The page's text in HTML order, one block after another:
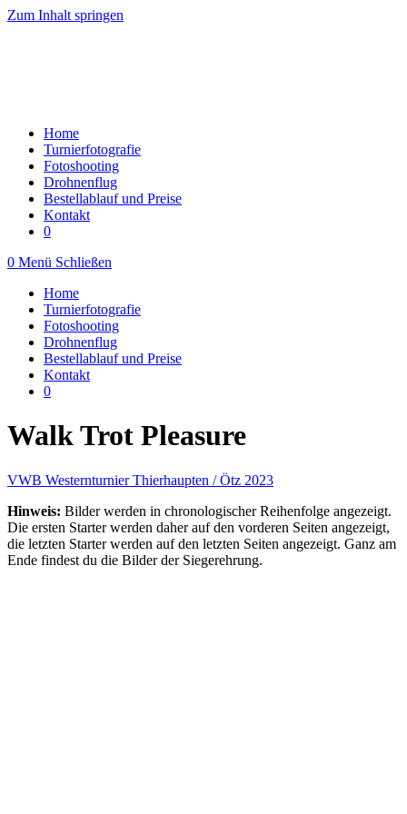
Zum Inhalt springen
Home
Turnierfotografie
Fotoshooting
Drohnenflug
Bestellablauf und Preise
Kontakt
0
0 Menü Schließen
Home
Turnierfotografie
Fotoshooting
Drohnenflug
Bestellablauf und Preise
Kontakt
0
Walk Trot Pleasure
VWB Westernturnier Thierhaupten / Ötz 2023
Hinweis: Bilder werden in chronologischer Reihenfolge angezeigt.
Die ersten Starter werden daher auf den vorderen Seiten angezeigt,
die letzten Starter werden auf den letzten Seiten angezeigt. Ganz am
Ende findest du die Bilder der Siegerehrung.